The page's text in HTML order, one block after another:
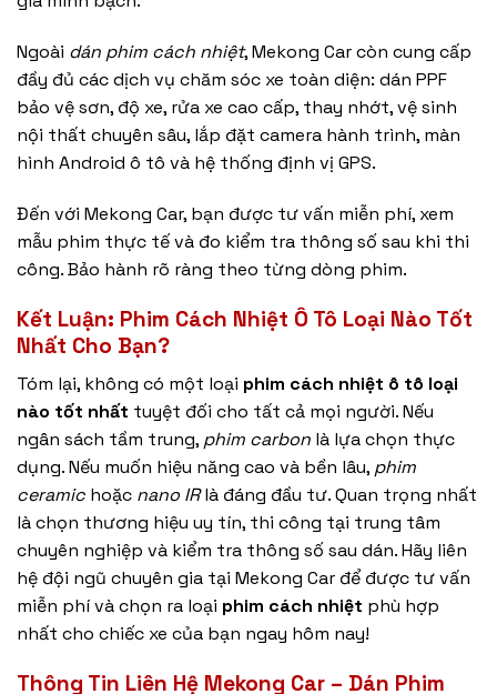
Ngoài dán phim cách nhiệt, Mekong Car còn cung cấp
đầy đủ các dịch vụ chăm sóc xe toàn diện: dán PPF
bảo vệ sơn, độ xe, rửa xe cao cấp, thay nhớt, vệ sinh
nội thất chuyên sâu, lắp đặt camera hành trình, màn
hình Android ô tô và hệ thống định vị GPS.
Đến với Mekong Car, bạn được tư vấn miễn phí, xem
mẫu phim thực tế và đo kiểm tra thông số sau khi thi
công. Bảo hành rõ ràng theo từng dòng phim.
Kết Luận: Phim Cách Nhiệt Ô Tô Loại Nào Tốt
Nhất Cho Bạn?
Tóm lại, không có một loại phim cách nhiệt ô tô loại
nào tốt nhất tuyệt đối cho tất cả mọi người. Nếu
ngân sách tầm trung, phim carbon là lựa chọn thực
dụng. Nếu muốn hiệu năng cao và bền lâu, phim
ceramic hoặc nano IRlà đáng đầu tư. Quan trọng nhất
là chọn thương hiệu uy tín, thi công tại trung tâm
chuyên nghiệp và kiểm tra thông số sau dán. Hãy liên
hệ đội ngũ chuyên gia tại Mekong Car để được tư vấn
miễn phí và chọn ra loại phim cách nhiệt phù hợp
nhất cho chiếc xe của bạn ngay hôm nay!
Thông Tin Liên Hệ Mekong Car – Dán Phim